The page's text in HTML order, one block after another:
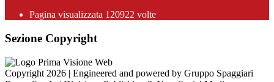
Pagina visualizzata 120922 volte
Sezione Copyright
Copyright 2026 | Engineered and powered by Gruppo Spaggiari